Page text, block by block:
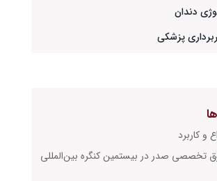
دندان
پزشکی
و کاربرد
تخصصی صدر در بیستمین کنگره بین‌المللی